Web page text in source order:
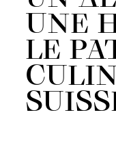
UNE
LE